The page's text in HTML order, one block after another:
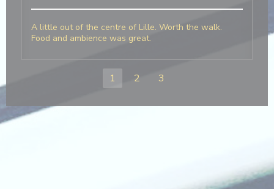
A little out of the centre of Lille. Worth the walk.
Food and ambience was great.
1 2 3